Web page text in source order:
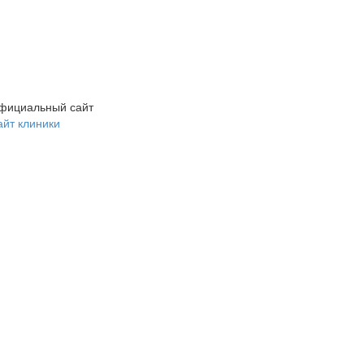
сайт
клиники